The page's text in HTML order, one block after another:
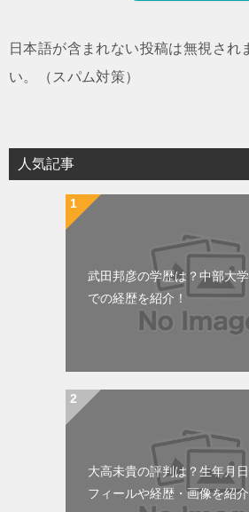
日本語が含まれない投稿は無視され
い。（スパム対策）
人気記事
武田邦彦の学歴は？中部大
での経歴を紹介！
大高未貴の評判は？生年月
フィールや経歴・画像を紹介